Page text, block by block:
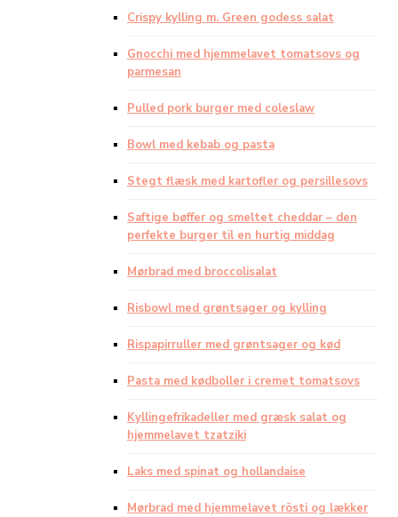
Crispy kylling m. Green godess salat
Gnocchi med hjemmelavet tomatsovs og
parmesan
Pulled pork burger med coleslaw
Bowl med kebab og pasta
Stegt flæsk med kartofler og persillesovs
Saftige bøffer og smeltet cheddar – den
perfekte burger til en hurtig middag
Mørbrad med broccolisalat
Risbowl med grøntsager og kylling
Rispapirruller med grøntsager og kød
Pasta med kødboller i cremet tomatsovs
Kyllingefrikadeller med græsk salat og
hjemmelavet tzatziki
Laks med spinat og hollandaise
Mørbrad med hjemmelavet rösti og lækker